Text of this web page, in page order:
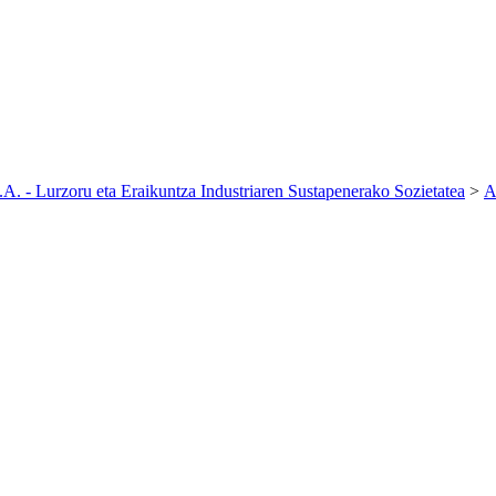
- Lurzoru eta Eraikuntza Industriaren Sustapenerako Sozietatea >